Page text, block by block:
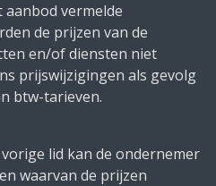
aanbod vermelde
de prijzen van de
en/of diensten niet
prijswijzigingen als gevolg
btw-tarieven.
lid kan de ondernemer
waarvan de prijzen